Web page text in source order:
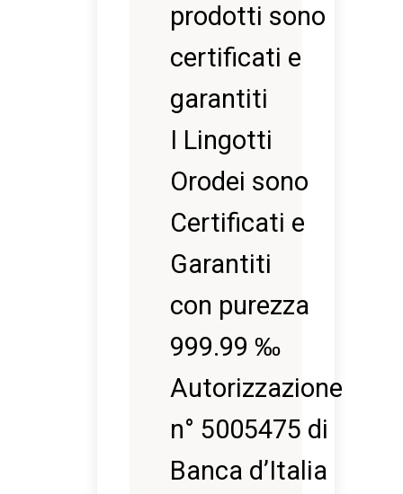
prodotti sono
certificati e
garantiti
I Lingotti
Orodei sono
Certificati e
Garantiti
con purezza
999.99 ‰
Autorizzazione
n° 5005475 di
Banca d’Italia